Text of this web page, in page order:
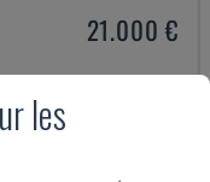
21.000 €
les